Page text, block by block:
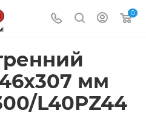
0
мм
L40PZ44